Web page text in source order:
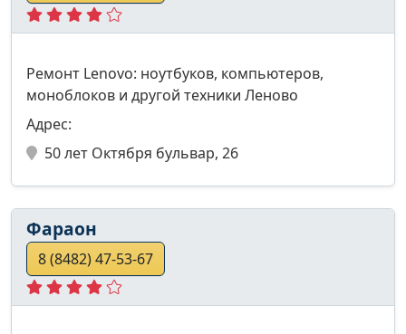
Ремонт Lenovo: ноутбуков, компьютеров,
моноблоков и другой техники Леново
Адрес:
50 лет Октября бульвар, 26
Фараон
8 (8482) 47-53-67